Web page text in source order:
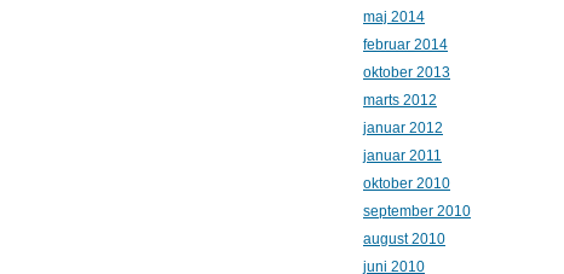
maj 2014
februar 2014
oktober 2013
marts 2012
januar 2012
januar 2011
oktober 2010
september 2010
august 2010
juni 2010